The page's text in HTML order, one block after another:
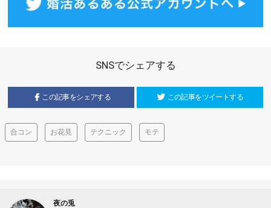
SNSでシェアする
この記事をシェアする この記事をツイートする
合コン お花見 テクニック モテ
夜の兎